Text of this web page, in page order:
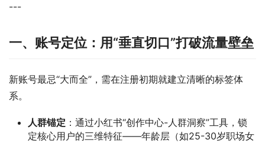
---
一、账号定位：用“垂直切口”打破流量壁垒
新账号最忌“大而全”，需在注册初期就建立清晰的标签体
系。
人群锚定 ：通过小红书“创作中心-人群洞察”工具，锁
定核心用户的三维特征——年龄层（如25-30岁职场女